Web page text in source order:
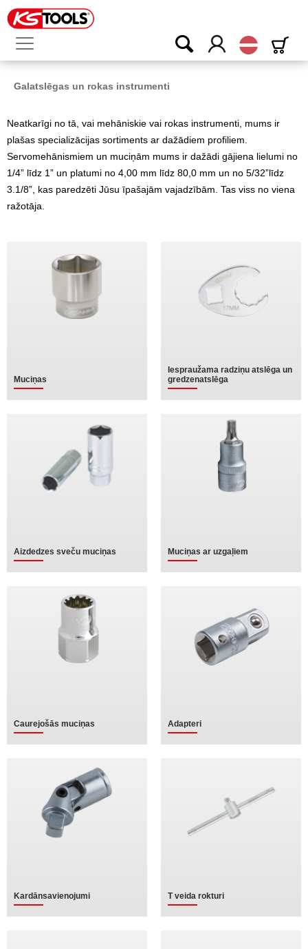
Latvijas
Galatslēgas un rokas instrumenti
Neatkarīgi no tā, vai mehāniskie vai rokas instrumenti, mums ir
plašas specializācijas sortiments ar dažādiem profiliem.
Servomehānismiem un muciņām mums ir dažādi gājiena lielumi no
1/4” līdz 1” un platumi no 4,00 mm līdz 80,0 mm un no 5/32”līdz
3.1/8”, kas paredzēti Jūsu īpašajām vajadzībām. Tas viss no viena
ražotāja.
Muciņas
Iespraužama radziņu atslēga un
gredzenatslēga
Aizdedzes sveču muciņas Muciņas ar uzgaļiem
Caurejošās muciņas Adapteri
Kardānsavienojumi T veida rokturi